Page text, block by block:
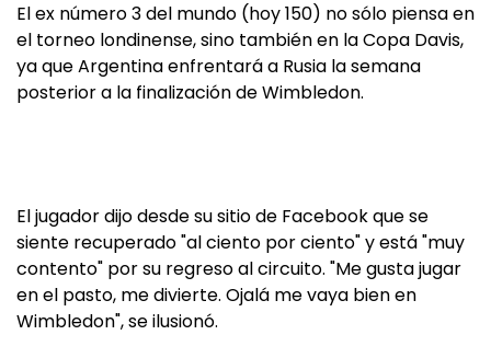
El ex número 3 del mundo (hoy 150) no sólo piensa en
el torneo londinense, sino también en la Copa Davis,
ya que Argentina enfrentará a Rusia la semana
posterior a la finalización de Wimbledon.
El jugador dijo desde su sitio de Facebook que se
siente recuperado "al ciento por ciento" y está "muy
contento" por su regreso al circuito. "Me gusta jugar
en el pasto, me divierte. Ojalá me vaya bien en
Wimbledon", se ilusionó.